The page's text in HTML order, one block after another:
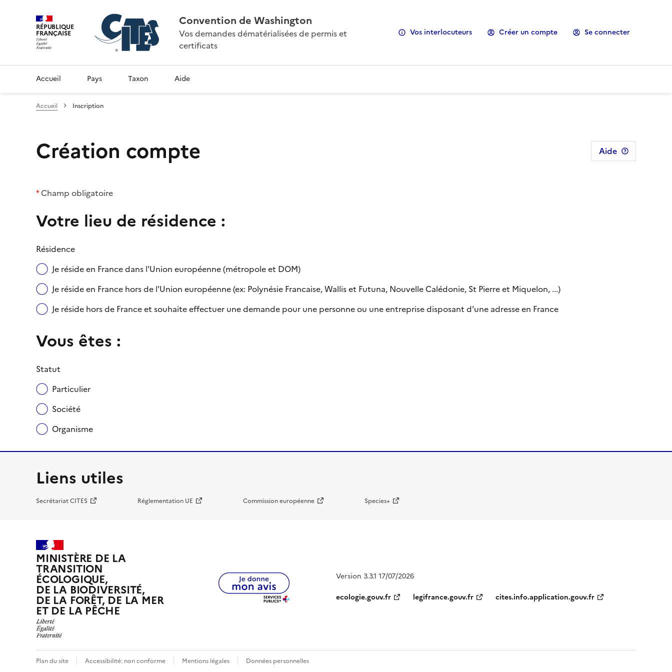
RÉPUBLIQUE
FRANÇAISE
Convention de Washington
Vos demandes dématérialisées de permis et
certificats
Vos interlocuteurs Créer un compte Se connecter
Accueil Pays Taxon Aide
Accueil Inscription
Création compte Aide
*Champ obligatoire
Votre lieu de résidence :
Résidence
Je réside en France dans l'Union européenne (métropole et DOM)
Je réside en France hors de l'Union européenne (ex: Polynésie Francaise, Wallis et Futuna, Nouvelle Calédonie, St Pierre et Miquelon, ...)
Je réside hors de France et souhaite effectuer une demande pour une personne ou une entreprise disposant d'une adresse en France
Vous êtes :
Statut
Particulier
Société
Organisme
Liens utiles
Secrétariat CITES Réglementation UE Commission européenne Species+
MINISTÈRE DE LA
TRANSITION
ÉCOLOGIQUE,
DE LA BIODIVERSITÉ,
DE LA FORÊT, DE LA MER
ET DE LA PÊCHE
Version 3.3.1 17/07/2026
ecologie.gouv.fr
legifrance.gouv.fr cites.info.application.gouv.fr
Plan du site Accessibilité: non conforme Mentions légales Données personnelles